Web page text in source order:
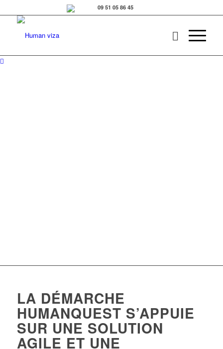
LA DÉMARCHE
HUMANQUEST S’APPUIE
SUR UNE SOLUTION
AGILE ET UNE